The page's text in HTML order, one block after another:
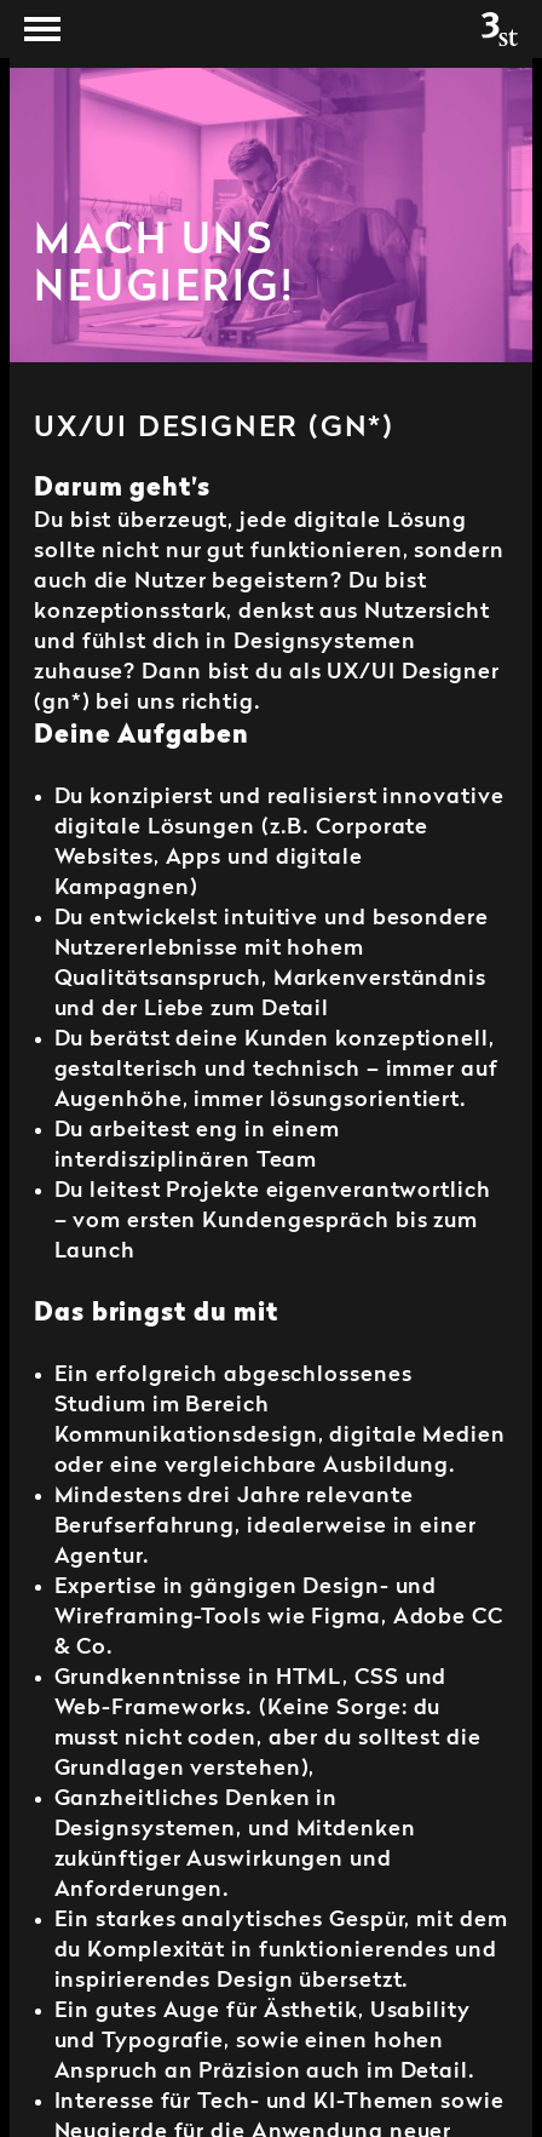
MACH UNS
NEUGIERIG!
UX/UI DESIGNER (GN*)
Darum geht's
Du bist überzeugt, jede digitale Lösung
sollte nicht nur gut funktionieren, sondern
auch die Nutzer begeistern? Du bist
konzeptionsstark, denkst aus Nutzersicht
und fühlst dich in Designsystemen
zuhause? Dann bist du als UX/UI Designer
(gn*) bei uns richtig.
Deine Aufgaben
Du konzipierst und realisierst innovative
digitale Lösungen (z.B. Corporate
Websites, Apps und digitale
Kampagnen)
Du entwickelst intuitive und besondere
Nutzererlebnisse mit hohem
Qualitätsanspruch, Markenverständnis
und der Liebe zum Detail
Du berätst deine Kunden konzeptionell,
gestalterisch und technisch – immer auf
Augenhöhe, immer lösungsorientiert.
Du arbeitest eng in einem
interdisziplinären Team
Du leitest Projekte eigenverantwortlich
– vom ersten Kundengespräch bis zum
Launch
Das bringst du mit
Ein erfolgreich abgeschlossenes
Studium im Bereich
Kommunikationsdesign, digitale Medien
oder eine vergleichbare Ausbildung.
Mindestens drei Jahre relevante
Berufserfahrung, idealerweise in einer
Agentur.
Expertise in gängigen Design- und
Wireframing-Tools wie Figma, Adobe CC
& Co.
Grundkenntnisse in HTML, CSS und
Web-Frameworks. (Keine Sorge: du
musst nicht coden, aber du solltest die
Grundlagen verstehen),
Ganzheitliches Denken in
Designsystemen, und Mitdenken
zukünftiger Auswirkungen und
Anforderungen.
Ein starkes analytisches Gespür, mit dem
du Komplexität in funktionierendes und
inspirierendes Design übersetzt.
Ein gutes Auge für Ästhetik, Usability
und Typografie, sowie einen hohen
Anspruch an Präzision auch im Detail.
Interesse für Tech- und KI-Themen sowie
Neugierde für die Anwendung neuer